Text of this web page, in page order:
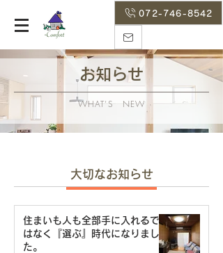
072-746-8542
お知らせ
WHAT’S NEW
大切なお知らせ
住まいも人も全部手に入れるで
はなく『選ぶ』時代になりまし
た。